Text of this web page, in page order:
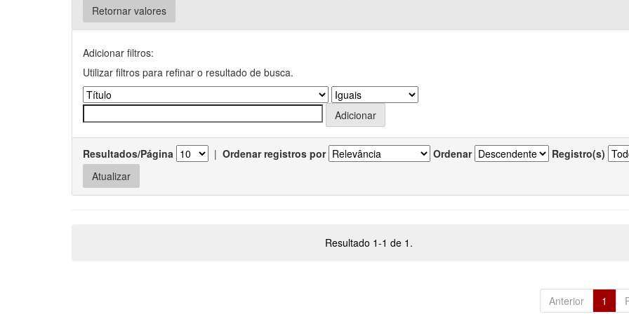
Retornar valores
Adicionar filtros:
Utilizar filtros para refinar o resultado de busca.
Resultados/Página | Ordenar registros por Ordenar Registro(s)
Resultado 1-1 de 1.
Anterior 1